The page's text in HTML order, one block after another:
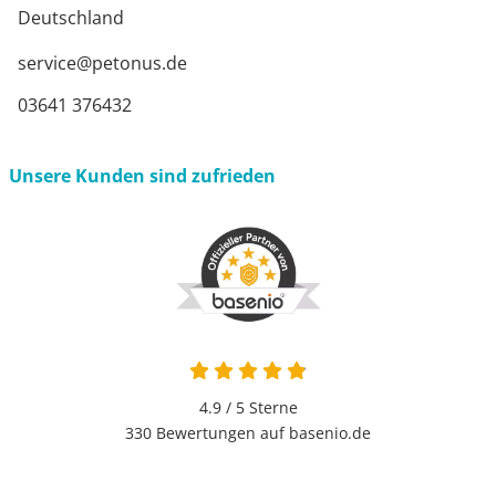
Deutschland
service@petonus.de
03641 376432
Unsere Kunden sind zufrieden
4.9 / 5Sterne
330 Bewertungen auf basenio.de